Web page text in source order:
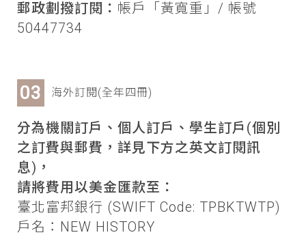
郵政劃撥訂閱： 帳戶「黃寬重」/ 帳號
50447734
海外訂閱(全年四冊)
分為機關訂戶、個人訂戶、學生訂戶(個別
之訂費與郵費，詳見下方之英文訂閱訊
息)，
請將費用以美金匯款至：
臺北富邦銀行 (SWIFT Code: TPBKTWTP)
戶名：NEW HISTORY